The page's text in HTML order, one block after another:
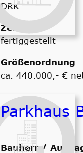
DRK
Zeitraum
fertiggestellt
Größenordnung
ca. 440.000,- €
Parkhaus
Bauherr /